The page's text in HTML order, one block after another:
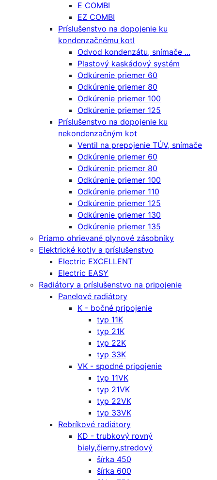
E COMBI
EZ COMBI
Príslušenstvo na dopojenie ku
kondenzačnému kotl
Odvod kondenzátu, snímače ...
Plastový kaskádový systém
Odkúrenie priemer 60
Odkúrenie priemer 80
Odkúrenie priemer 100
Odkúrenie priemer 125
Príslušenstvo na dopojenie ku
nekondenzačným kot
Ventil na prepojenie TÚV, snímače
Odkúrenie priemer 60
Odkúrenie priemer 80
Odkúrenie priemer 100
Odkúrenie priemer 110
Odkúrenie priemer 125
Odkúrenie priemer 130
Odkúrenie priemer 135
Priamo ohrievané plynové zásobníky
Elektrické kotly a príslušenstvo
Electric EXCELLENT
Electric EASY
Radiátory a príslušenstvo na pripojenie
Panelové radiátory
K - bočné pripojenie
typ 11K
typ 21K
typ 22K
typ 33K
VK - spodné pripojenie
typ 11VK
typ 21VK
typ 22VK
typ 33VK
Rebríkové radiátory
KD - trubkový rovný
biely,čierny,stredový
šírka 450
šírka 600